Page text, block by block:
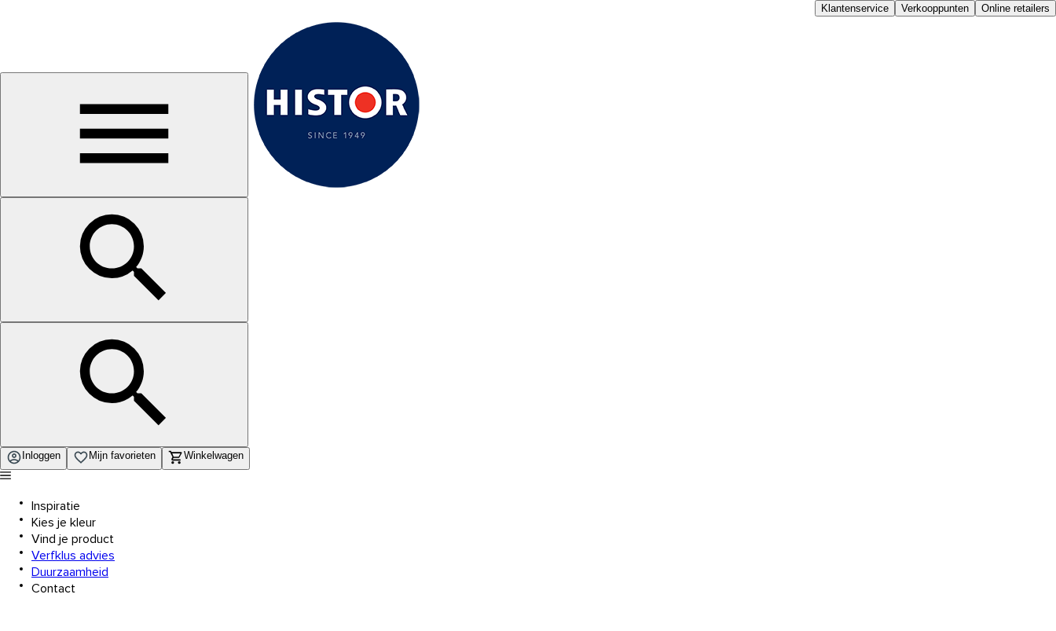
Klantenservice Verkooppunten Online retailers
Inloggen Mijn favorieten Winkelwagen
Inspiratie
Kies je kleur
Vind je product
Verfklus advies
Duurzaamheid
Contact